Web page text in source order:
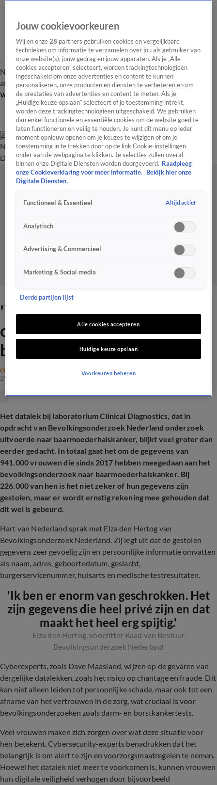
Nieuws van de DagOpinie van de Dag Onze categorieën Laatste
afleveringVideo's Nieuws van de Dag Podcast
Volg Nieuws van de Dag
Zoeken
Nieuws van de DagOpinie van de
Dag
Video'sUitzendingen PodcastPanelContact
'Vrouwen maken zich zorgen
over datalek
bevolkingsonderzoek'
CRIME
29 aug 2025, 19:55
Het datalek bij laboratorium Clinical Diagnostics, dat in
opdracht van Bevolkingsonderzoek Nederland onderzoek
uitvoerde naar baarmoederhalskanker, blijkt veel groter dan
eerder gedacht. In totaal gaat het om de gegevens van
941.000 vrouwen die sinds 2017 hebben meegedaan aan het
bevolkingsonderzoek naar baarmoederhalskanker. Bij
226.000 van hen is het niet zeker of hun gegevens zijn
gestolen, maar er wordt ernstig rekening mee gehouden dat
dit wel is gebeurd.
Hart van Nederland sprak met Elza den Hertog van
Bevolkingsonderzoek Nederland. Zij legt uit dat de gestolen
gegevens zeer gevoelig zijn en persoonlijke informatie omvatten
als naam, adres, geboortedatum, geslacht,
burgerservicenummer, huisarts en medische testresultaten.
'Ik ben er enorm van geschrokken. Het
zijn gegevens die heel privé zijn en dat
maakt het heel erg spijtig.'
Elza den Hertog, voorzitter Raad van Bestuur
Bevolkingsonderzoek Nederland
Cyberexperts, zoals Dave Maasland, wijzen op de gevaren van
dergelijke datalekken, zoals het risico op chantage en fraude. Dit
kan niet alleen leiden tot persoonlijke schade, maar ook tot een
afname van het vertrouwen in de zorg, wat cruciaal is voor
bevolkingsonderzoeken zoals darm- en borstkankertests.
Veel vrouwen maken zich zorgen over wat deze situatie voor
hen betekent. Cybersecurity-experts benadrukken dat het
belangrijk is om alert te zijn en voorzorgsmaatregelen te nemen.
Hoewel het datalek niet meer te voorkomen is, kunnen vrouwen
hun digitale veiligheid verhogen door bijvoorbeeld
Jouw cookievoorkeuren
Wij en onze28 partners gebruiken cookies en vergelijkbare
technieken om informatie te verzamelen over jou als gebruiker van
onze website(s), jouw gedrag en jouw apparaten. Als je „Alle
cookies accepteren” selecteert, worden trackingtechnologieën
ingeschakeld om onze advertenties en content te kunnen
personaliseren, onze producten en diensten te verbeteren en om
de prestaties van advertenties en content te meten. Als je
„Huidige keuze opslaan” selecteert of je toestemming intrekt,
worden deze trackingtechnologieën uitgeschakeld. We gebruiken
dan enkel functionele en essentiële cookies om de website goed te
laten functioneren en veilig te houden. Je kunt dit menu op ieder
moment opnieuw openen om je keuzes te wijzigen of om je
toestemming in te trekken door op de link Cookie-instellingen
onder aan de webpagina te klikken. Je selecties zullen overal
binnen onze Digitale Diensten worden doorgevoerd. Raadpleeg
onze Cookieverklaring voor meer informatie.
Bekijk hier onze
Digitale Diensten.
Functioneel & Essentieel Altijd actief
Analytisch
Advertising & Commercieel
Marketing & Social media
Derde partijen lijst
Alle cookies accepteren
Huidige keuze opslaan
Voorkeuren beheren